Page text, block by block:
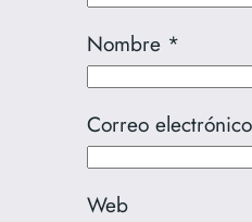
Nombre *
Correo electrónico
Web